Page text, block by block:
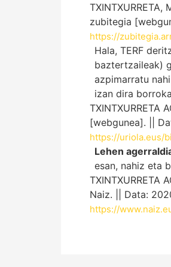
zubitegia
https://
Hala, TERF
baztertzaileak)
azpimarratu
izan dira
TXINTXURRETA
[webgunea]. ||
https://uriola.eus/
Lehen
esan, nahiz eta
TXINTXURRETA
Naiz. || Data:
https://